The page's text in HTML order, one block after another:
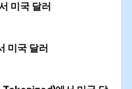
미국 달러
미국 달러